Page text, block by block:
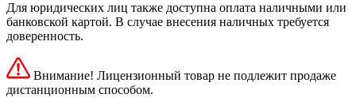
Для юридических лиц также доступна оплата наличными или
банковской картой. В случае внесения наличных требуется
доверенность.
Внимание! Лицензионный товар не подлежит продаже
дистанционным способом.